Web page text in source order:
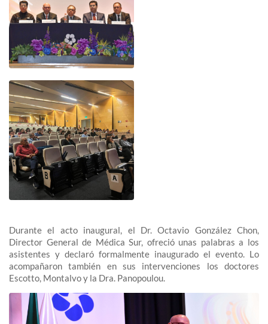
Durante el acto inaugural, el Dr. Octavio González Chon,
Director General de Médica Sur, ofreció unas palabras a los
asistentes y declaró formalmente inaugurado el evento. Lo
acompañaron también en sus intervenciones los doctores
Escotto, Montalvo y la Dra. Panopoulou.